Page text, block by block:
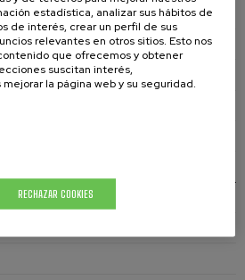
estadística, analizar sus hábitos de
de interés, crear un perfil de sus
relevantes en otros sitios. Esto nos
que ofrecemos y obtener
suscitan interés,
la página web y su seguridad.
RECHAZAR COOKIES